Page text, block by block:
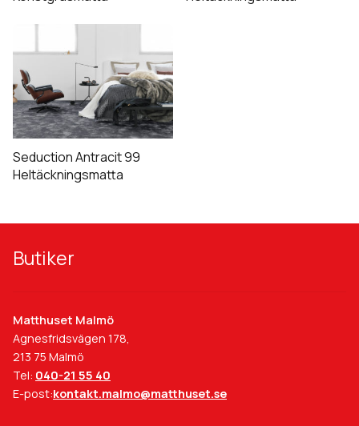
Seduction Antracit 99
Heltäckningsmatta
Butiker
Matthuset Malmö
Agnesfridsvägen 178,
213 75 Malmö
Tel: 040-21 55 40
E-post:kontakt.malmo@matthuset.se